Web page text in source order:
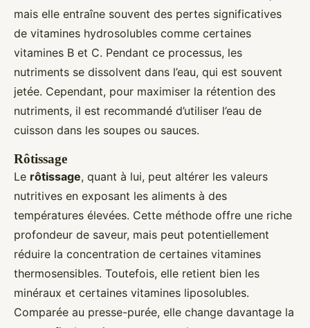
mais elle entraîne souvent des pertes significatives
de vitamines hydrosolubles comme certaines
vitamines B et C. Pendant ce processus, les
nutriments se dissolvent dans l’eau, qui est souvent
jetée. Cependant, pour maximiser la rétention des
nutriments, il est recommandé d’utiliser l’eau de
cuisson dans les soupes ou sauces.
Rôtissage
Le rôtissage, quant à lui, peut altérer les valeurs
nutritives en exposant les aliments à des
températures élevées. Cette méthode offre une riche
profondeur de saveur, mais peut potentiellement
réduire la concentration de certaines vitamines
thermosensibles. Toutefois, elle retient bien les
minéraux et certaines vitamines liposolubles.
Comparée au presse-purée, elle change davantage la